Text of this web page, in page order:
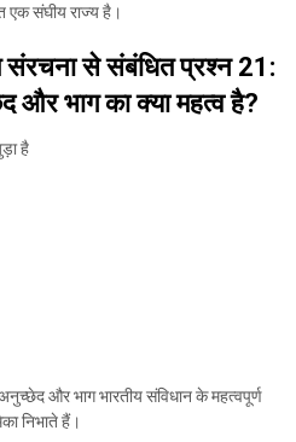
एक संघीय राज्य है।
से संबंधित प्रश्न 21:
और भाग का क्या महत्व है?
है
और भाग भारतीय संविधान के महत्वपूर्ण
निभाते हैं।